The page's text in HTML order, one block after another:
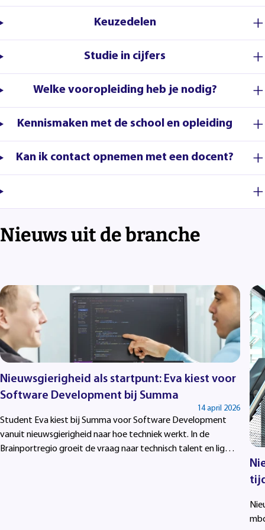
Keuzedelen
Studie in cijfers
Welke vooropleiding heb je nodig?
Kennismaken met de school en opleiding
Kan ik contact opnemen met een docent?
Nieuws uit de branche
Nieuwsgierigheid als startpunt: Eva kiest voor
Software Development bij Summa
14 april 2026
Student Eva kiest bij Summa voor Software Development
vanuit nieuwsgierigheid naar hoe techniek werkt. In de
Brainportregio groeit de vraag naar technisch talent en liggen